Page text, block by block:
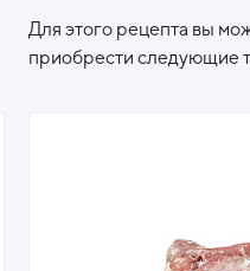
Для этого рецепта вы
приобрести следующие